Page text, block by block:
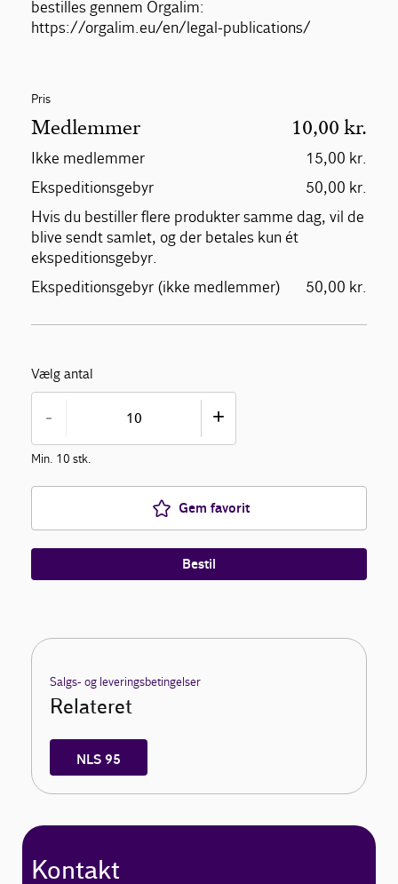
bestilles gennem Orgalim:
https://orgalim.eu/en/legal-publications/
Pris
Medlemmer 10,00 kr.
Ikke medlemmer
15,00 kr.
Ekspeditionsgebyr
50,00 kr.
Hvis du bestiller flere produkter samme dag, vil de
blive sendt samlet, og der betales kun ét
ekspeditionsgebyr.
Ekspeditionsgebyr (ikke medlemmer)
50,00 kr.
Vælg antal
- +
Min. 10 stk.
Gem favorit
Bestil
Salgs- og leveringsbetingelser
Relateret
NLS 95
Kontakt